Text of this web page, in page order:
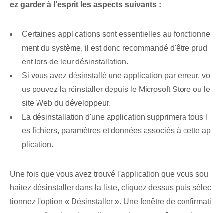
ez garder à l'esprit les aspects suivants :
Certaines applications sont essentielles au fonctionne
ment du système, il est donc recommandé d'être prud
ent lors de leur désinstallation.
Si vous avez désinstallé une application par erreur, vo
us pouvez la réinstaller depuis le Microsoft ⁢Store ou le
site Web du développeur.
La désinstallation d'une application supprimera tous l
es fichiers, paramètres et données associés à cette ap
plication.
Une fois que vous avez trouvé l'application que vous sou
haitez désinstaller dans la liste, cliquez dessus puis sélec
tionnez l'option « Désinstaller ». Une fenêtre de confirmati